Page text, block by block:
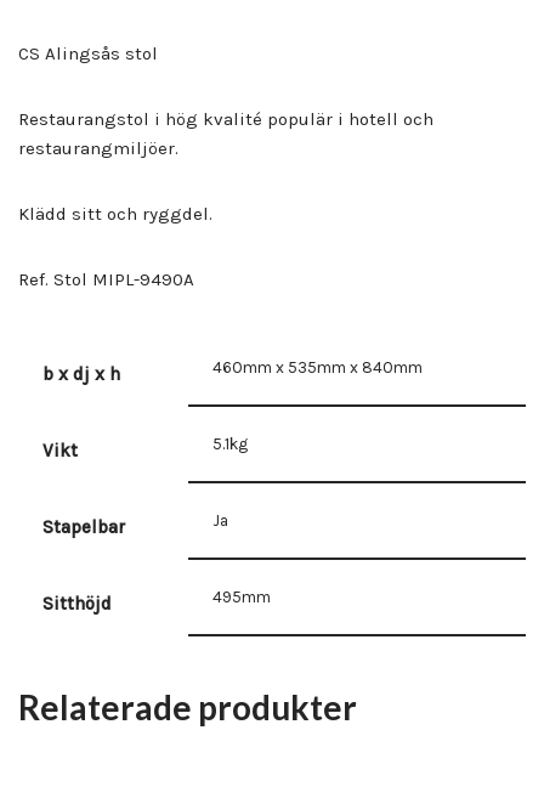
CS Alingsås stol
Restaurangstol i hög kvalité populär i hotell och
restaurangmiljöer.
Klädd sitt och ryggdel.
Ref. Stol MIPL-9490A
b x dj x h 460mm x 535mm x 840mm
Vikt 5.1kg
Stapelbar Ja
Sitthöjd 495mm
Relaterade produkter